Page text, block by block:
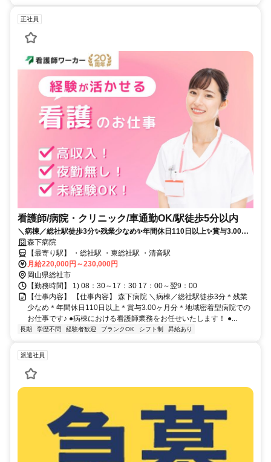
正社員
看護師/病院・クリニック/車通勤OK/駅徒歩5分以内
＼病棟／総社駅徒歩3分✨残業少なめ✨年間休日110日以上✨賞与3.00ヶ
月分✨地域密着型病院でのお仕事です✨
森下病院
【最寄り駅】 ・総社駅 ・東総社駅 ・清音駅
月給220,000円～230,000円
岡山県総社市
【勤務時間】 1) 08：30～17：30 17：00～翌9：00
【仕事内容】 【仕事内容】 森下病院 ＼病棟／総社駅徒歩3分＊残業
少なめ＊年間休日110日以上＊賞与3.00ヶ月分＊地域密着型病院での
お仕事です♪ ●病棟における看護師業務をお任せいたします！ ●...
長期 学歴不問 経験者歓迎 ブランクOK シフト制 昇給あり
派遣社員